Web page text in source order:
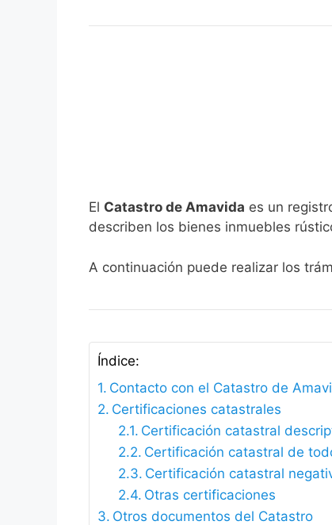
El Catastro de Amavida es un
describen los bienes inmuebles
A continuación puede realizar los
Índice:
Contacto con el Catastro de
Certificaciones catastrales
Certificación catastral
Certificación catastral de
Certificación catastral
Otras certificaciones
Otros documentos del Catastro